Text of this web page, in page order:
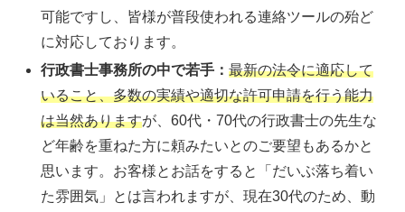
可能ですし、皆様が普段使われる連絡ツールの殆ど
に対応しております。
行政書士事務所の中で若手：最新の法令に適応して
いること、多数の実績や適切な許可申請を行う能力
は当然ありますが、60代・70代の行政書士の先生な
ど年齢を重ねた方に頼みたいとのご要望もあるかと
思います。お客様とお話をすると「だいぶ落ち着い
た雰囲気」とは言われますが、現在30代のため、動